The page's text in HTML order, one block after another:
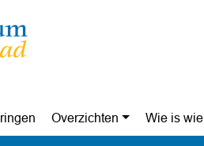
Overzichten Wie is wie